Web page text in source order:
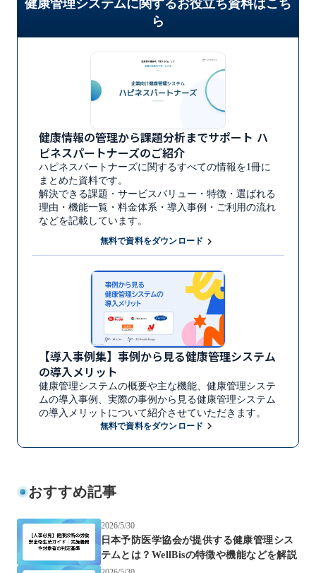
健康管理システムに関するお役立ち資料はこち
ら
健康情報の管理から課題分析までサポート ハ
ピネスパートナーズのご紹介
ハピネスパートナーズに関するすべての情報を1冊に
まとめた資料です。
解決できる課題・サービスバリュー・特徴・選ばれる
理由・機能一覧・料金体系・導入事例・ご利用の流れ
などを記載しています。
無料で資料をダウンロード keyboard_arrow_right
【導入事例集】事例から見る健康管理システム
の導入メリット
健康管理システムの概要や主な機能、健康管理システ
ムの導入事例、実際の事例から見る健康管理システム
の導入メリットについて紹介させていただきます。
無料で資料をダウンロード keyboard_arrow_right
おすすめ記事
2026/5/30
日本予防医学協会が提供する健康管理シス
テムとは？WellBisの特徴や機能などを解説